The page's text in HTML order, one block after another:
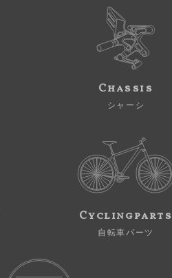
Chassis
シャーシ
Cyclingparts
自転車パーツ